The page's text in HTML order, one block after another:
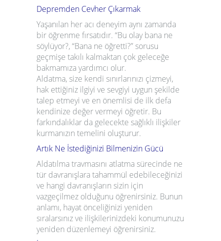
Depremden Cevher Çıkarmak
Yaşanılan her acı deneyim aynı zamanda
bir öğrenme fırsatıdır. “Bu olay bana ne
söylüyor?, “Bana ne öğretti?” sorusu
geçmişe takılı kalmaktan çok geleceğe
bakmamıza yardımcı olur.
Aldatma, size kendi sınırlarınızı çizmeyi,
hak ettiğiniz ilgiyi ve sevgiyi uygun şekilde
talep etmeyi ve en önemlisi de ilk defa
kendinize değer vermeyi öğretir. Bu
farkındalıklar da gelecekte sağlıklı ilişkiler
kurmanızın temelini oluşturur.
Artık Ne İstediğinizi Bilmenizin Gücü
Aldatılma travmasını atlatma sürecinde ne
tür davranışlara tahammül edebileceğinizi
ve hangi davranışların sizin için
vazgeçilmez olduğunu öğrenirsiniz. Bunun
anlamı, hayat önceliğinizi yeniden
sıralarsınız ve ilişkilerinizdeki konumunuzu
yeniden düzenlemeyi öğrenirsiniz.